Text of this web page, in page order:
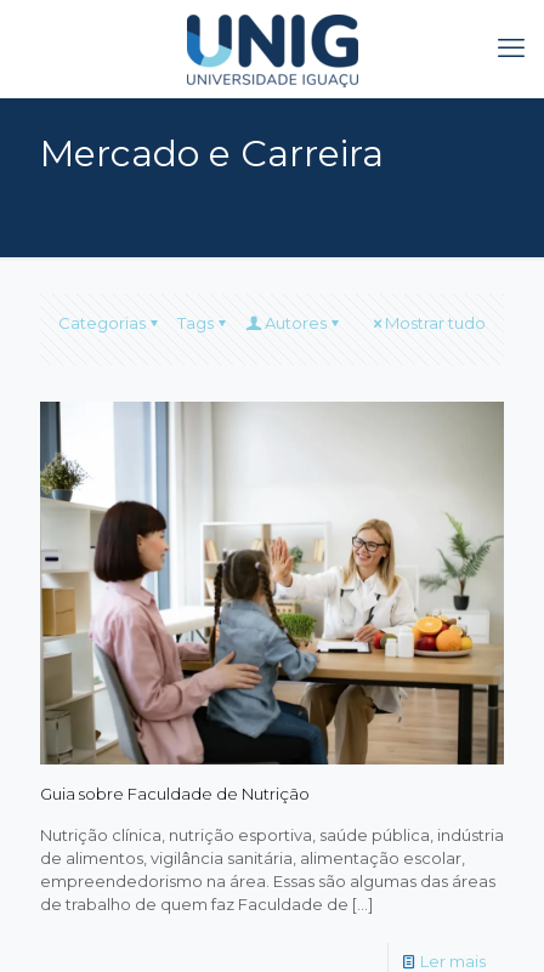
Mercado e Carreira
Categorias Tags Autores Mostrar tudo
Guia sobre Faculdade de Nutrição
Nutrição clínica, nutrição esportiva, saúde pública, indústria
de alimentos, vigilância sanitária, alimentação escolar,
empreendedorismo na área. Essas são algumas das áreas
de trabalho de quem faz Faculdade de […]
Ler mais-